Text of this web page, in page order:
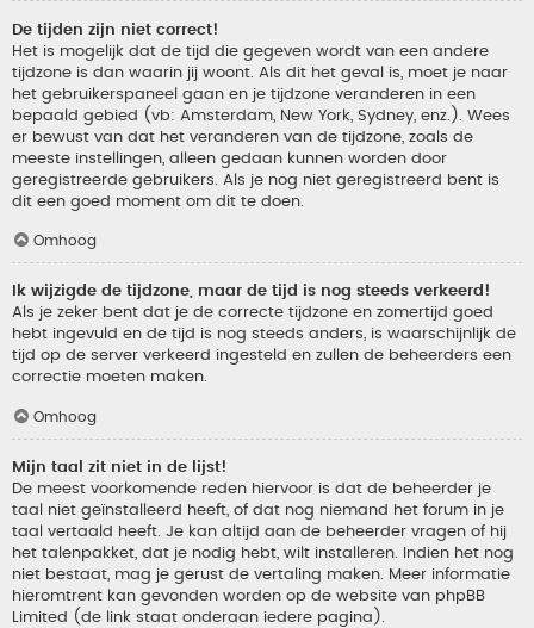
De tijden zijn niet correct!
Het is mogelijk dat de tijd die gegeven wordt van een andere
tijdzone is dan waarin jij woont. Als dit het geval is, moet je naar
het gebruikerspaneel gaan en je tijdzone veranderen in een
bepaald gebied (vb: Amsterdam, New York, Sydney, enz.). Wees
er bewust van dat het veranderen van de tijdzone, zoals de
meeste instellingen, alleen gedaan kunnen worden door
geregistreerde gebruikers. Als je nog niet geregistreerd bent is
dit een goed moment om dit te doen.
Omhoog
Ik wijzigde de tijdzone, maar de tijd is nog steeds verkeerd!
Als je zeker bent dat je de correcte tijdzone en zomertijd goed
hebt ingevuld en de tijd is nog steeds anders, is waarschijnlijk de
tijd op de server verkeerd ingesteld en zullen de beheerders een
correctie moeten maken.
Omhoog
Mijn taal zit niet in de lijst!
De meest voorkomende reden hiervoor is dat de beheerder je
taal niet geïnstalleerd heeft, of dat nog niemand het forum in je
taal vertaald heeft. Je kan altijd aan de beheerder vragen of hij
het talenpakket, dat je nodig hebt, wilt installeren. Indien het nog
niet bestaat, mag je gerust de vertaling maken. Meer informatie
hieromtrent kan gevonden worden op de website van phpBB
Limited (de link staat onderaan iedere pagina).